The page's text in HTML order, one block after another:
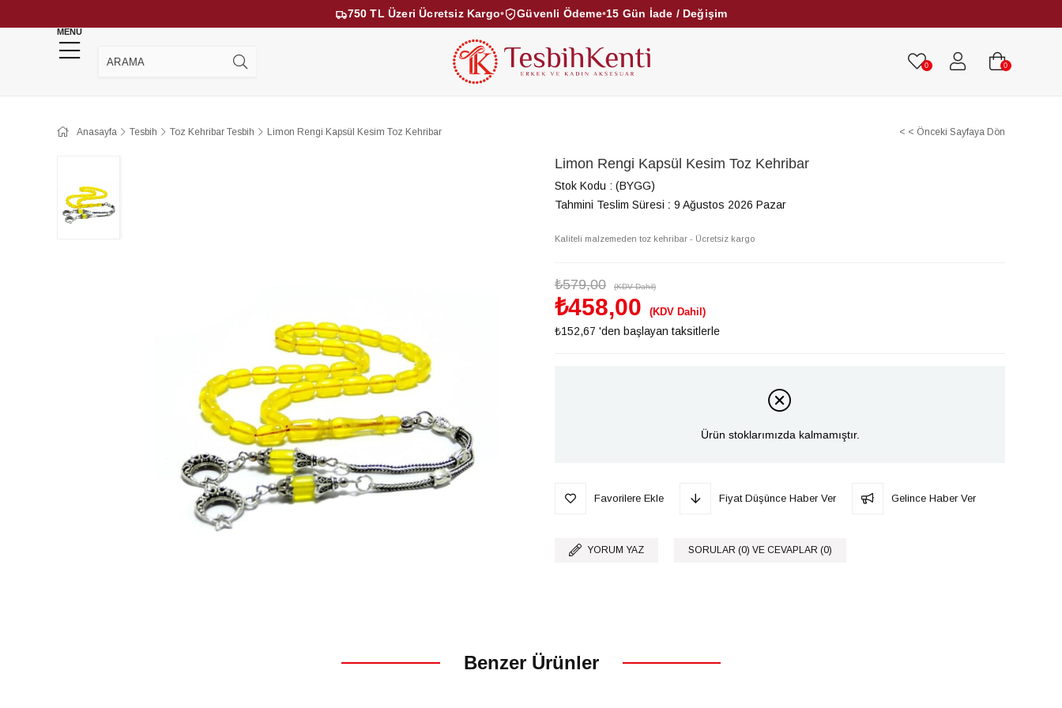
750 TL Üzeri Ücretsiz Kargo• Güvenli Ödeme•15 Gün İade / Değişim
MENU
0 0
KEHRİBAR TESBİHLER KUKA TESBİHLER
Anasayfa Tesbih Toz Kehribar Tesbih Limon Rengi Kapsül Kesim Toz Kehribar < < Önceki Sayfaya Dön
Limon Rengi Kapsül Kesim Toz Kehribar
Stok Kodu
(BYGG)
Tahmini Teslim Süresi : 9 Ağustos 2026 Pazar
Kaliteli malzemeden toz kehribar - Ücretsiz kargo
₺579,00 (KDV Dahil)
₺458,00 (KDV Dahil)
₺152,67 'den başlayan taksitlerle
Ürün stoklarımızda kalmamıştır.
Favorilere Ekle Fiyat Düşünce Haber Ver Gelince Haber Ver
YORUM YAZ SORULAR (0) VE CEVAPLAR (0)
Benzer Ürünler